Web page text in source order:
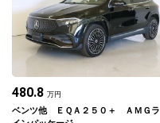
480.8 万円
ベンツ他 ＥＱＡ２５０＋ ＡＭＧラ